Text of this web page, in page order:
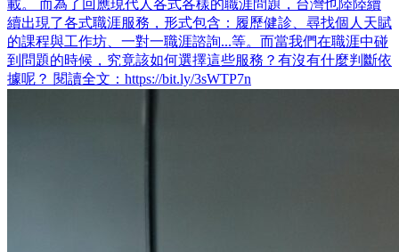
載。 而為了回應現代人各式各樣的職涯問題，台灣也陸陸續
續出現了各式職涯服務，形式包含：履歷健診、尋找個人天賦
的課程與工作坊、一對一職涯諮詢...等。而當我們在職涯中碰
到問題的時候，究竟該如何選擇這些服務？有沒有什麼判斷依
據呢？ 閱讀全文：https://bit.ly/3sWTP7n